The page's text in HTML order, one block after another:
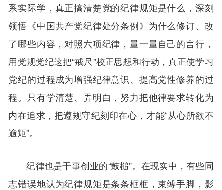
系实际学，真正搞清楚党的纪律规矩是什么，深刻
领悟《中国共产党纪律处分条例》为什么修订、改
了哪些内容，对照六项纪律，量一量自己的言行，
用党规党纪这把“戒尺”校正思想和行动，真正使学习
党纪的过程成为增强纪律意识、提高党性修养的过
程。只有学清楚、弄明白，努力把他律要求转化为
内在追求，把遵规守纪刻印在心，才能“从心所欲不
逾矩”。
纪律也是干事创业的“鼓槌”。在现实中，有些同
志错误地认为纪律规矩是条条框框，束缚手脚，影